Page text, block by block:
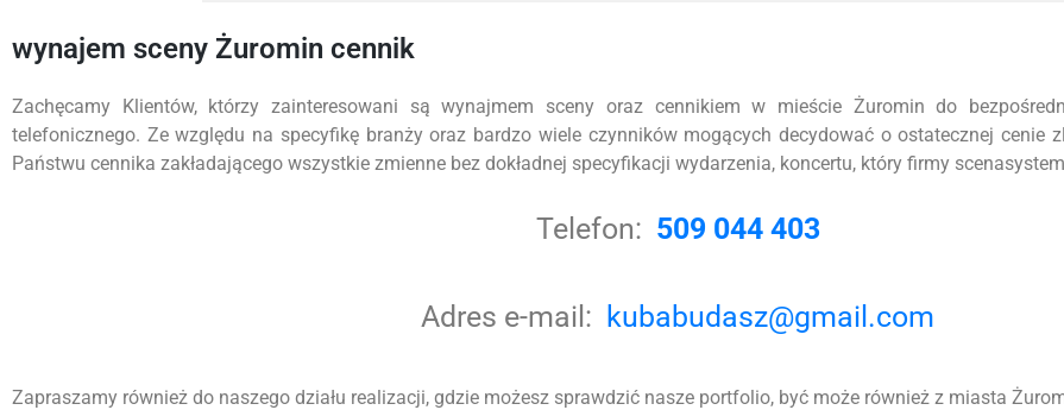
wynajem sceny Żuromin cennik
Zachęcamy Klientów, którzy zainteresowani są wynajmem sceny oraz cennikiem w mieście Żuromin do
telefonicznego. Ze względu na specyfikę branży oraz bardzo wiele czynników mogących decydować o ostatecznej cenie
Państwu cennika zakładającego wszystkie zmienne bez dokładnej specyfikacji wydarzenia, koncertu, który firmy
Telefon: 509 044 403
Adres e-mail: kubabudasz@gmail.com
Zapraszamy również do naszego działu realizacji, gdzie możesz sprawdzić nasze portfolio, być może również z miasta